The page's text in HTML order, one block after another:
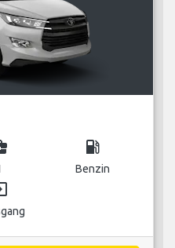
local_gas_station
Benzin